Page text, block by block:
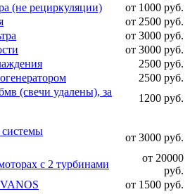
(не рециркуляции)
от 1000 руб.
от 2500 руб.
от 3000 руб.
от 3000 руб.
2500 руб.
2500 руб.
(свечи удалены), за
1200 руб.
от 3000 руб.
с 2 турбинами
от 20000
руб.
от 1500 руб.